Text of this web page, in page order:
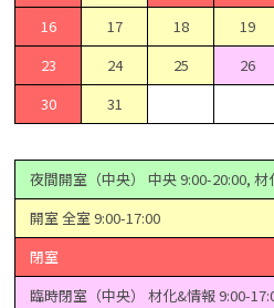
16
17 18 19
23
24 25 26
30
31
夜間開室（中央） 中央 9:00-20:00,
開室 全室 9:00-17:00
閉室
臨時閉室（中央） 材化&情報 9:00-